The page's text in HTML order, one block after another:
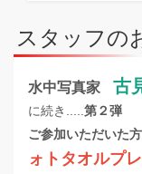
スタッフの
水中写真家 古
に続き..... 第２弾
ご参加いただいた方
ォトタオルプ